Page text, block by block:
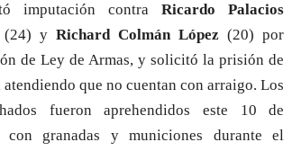
imputación contraRicardo Palacios
(24) yRichard Colmán López (20) por
de Ley de Armas, y solicitó la prisión de
atendiendo que no cuentan con arraigo. Los
fueron aprehendidos este 10 de
con granadas y municiones durante el